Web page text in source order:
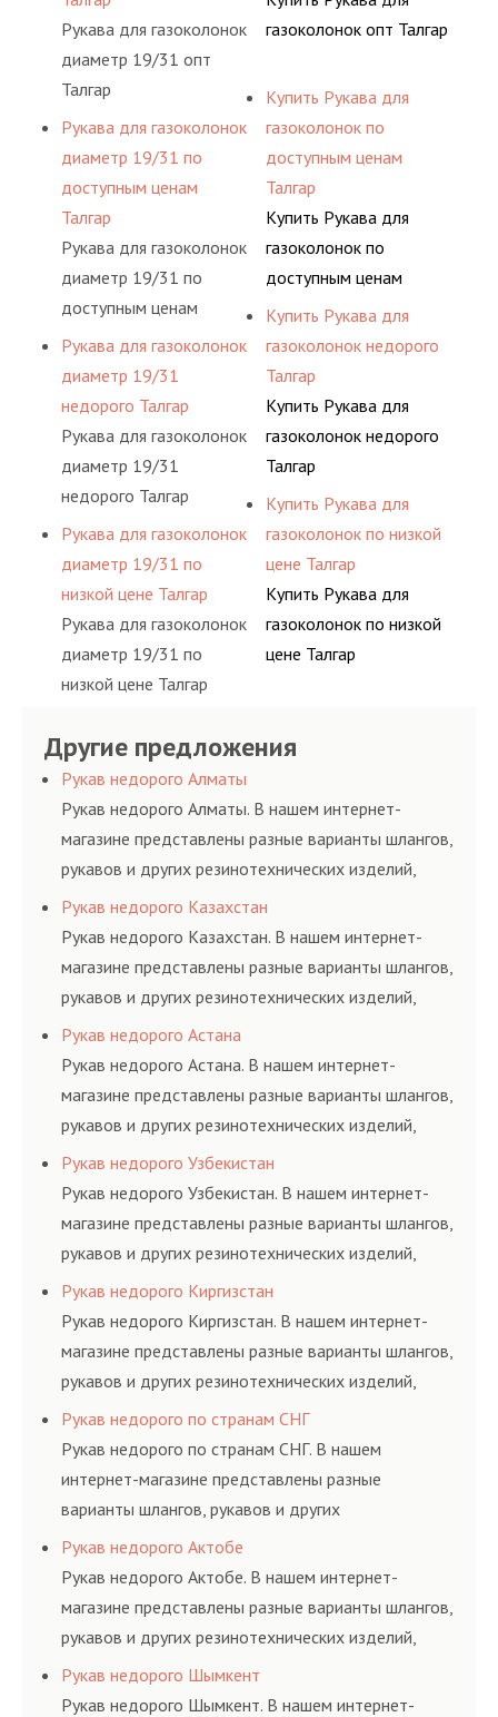
Рукава для газоколонок
диаметр 19/31 опт
Талгар
Рукава для газоколонок
диаметр 19/31 по
доступным ценам
Талгар
Рукава для газоколонок
диаметр 19/31 по
доступным ценам
Талгар
Рукава для газоколонок
диаметр 19/31
недорого Талгар
Рукава для газоколонок
диаметр 19/31
недорого Талгар
Рукава для газоколонок
диаметр 19/31 по
низкой цене Талгар
Рукава для газоколонок
диаметр 19/31 по
низкой цене Талгар
газоколонок опт Талгар
Купить Рукава для
газоколонок по
доступным ценам
Талгар
Купить Рукава для
газоколонок по
доступным ценам
Талгар
Купить Рукава для
газоколонок недорого
Талгар
Купить Рукава для
газоколонок недорого
Талгар
Купить Рукава для
газоколонок по низкой
цене Талгар
Купить Рукава для
газоколонок по низкой
цене Талгар
Другие предложения
Рукав недорого Алматы
Рукав недорого Алматы. В нашем интернет-
магазине представлены разные варианты шлангов,
рукавов и других резинотехнических изделий,
соответствующих ГОСТам, техническим условиям
и нормативам.
Рукав недорого Казахстан
Рукав недорого Казахстан. В нашем интернет-
магазине представлены разные варианты шлангов,
рукавов и других резинотехнических изделий,
соответствующих ГОСТам, техническим условиям
и нормативам.
Рукав недорого Астана
Рукав недорого Астана. В нашем интернет-
магазине представлены разные варианты шлангов,
рукавов и других резинотехнических изделий,
соответствующих ГОСТам, техническим условиям
и нормативам.
Рукав недорого Узбекистан
Рукав недорого Узбекистан. В нашем интернет-
магазине представлены разные варианты шлангов,
рукавов и других резинотехнических изделий,
соответствующих ГОСТам, техническим условиям
и нормативам.
Рукав недорого Киргизстан
Рукав недорого Киргизстан. В нашем интернет-
магазине представлены разные варианты шлангов,
рукавов и других резинотехнических изделий,
соответствующих ГОСТам, техническим условиям
и нормативам.
Рукав недорого по странам СНГ
Рукав недорого по странам СНГ. В нашем
интернет-магазине представлены разные
варианты шлангов, рукавов и других
резинотехнических изделий, соответствующих
ГОСТам, техническим условиям и нормативам.
Рукав недорого Актобе
Рукав недорого Актобе. В нашем интернет-
магазине представлены разные варианты шлангов,
рукавов и других резинотехнических изделий,
соответствующих ГОСТам, техническим условиям
и нормативам.
Рукав недорого Шымкент
Рукав недорого Шымкент. В нашем интернет-